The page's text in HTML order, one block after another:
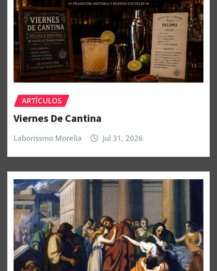
ARTÍCULOS
Viernes De Cantina
Laborissmo Morelia Jul 31, 2026